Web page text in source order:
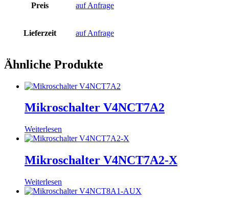
Preis auf Anfrage
Lieferzeit auf Anfrage
Ähnliche Produkte
Mikroschalter V4NCT7A2
Weiterlesen
Mikroschalter V4NCT7A2-X
Weiterlesen